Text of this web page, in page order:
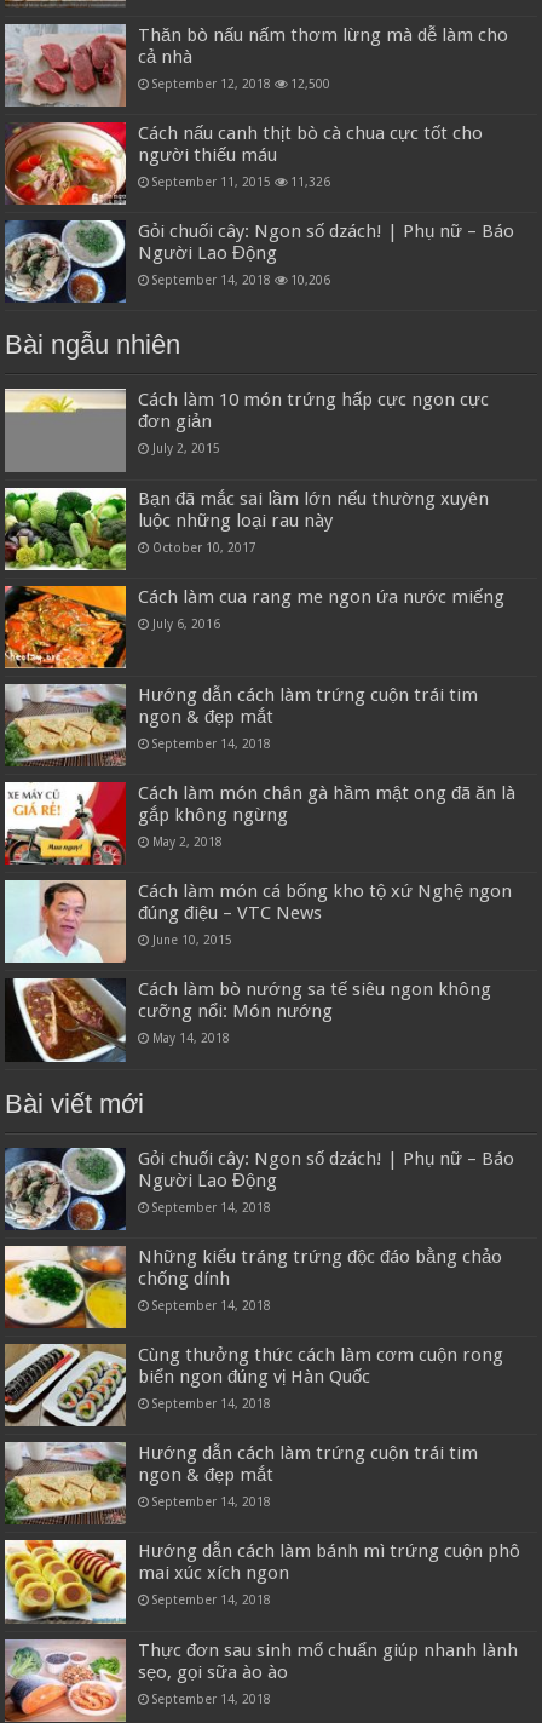
Thăn bò nấu nấm thơm lừng mà dễ làm cho
cả nhà
September 12, 2018 12,500
Cách nấu canh thịt bò cà chua cực tốt cho
người thiếu máu
September 11, 2015 11,326
Gỏi chuối cây: Ngon số dzách! | Phụ nữ – Báo
Người Lao Động
September 14, 2018 10,206
Bài ngẫu nhiên
Cách làm 10 món trứng hấp cực ngon cực
đơn giản
July 2, 2015
Bạn đã mắc sai lầm lớn nếu thường xuyên
luộc những loại rau này
October 10, 2017
Cách làm cua rang me ngon ứa nước miếng
July 6, 2016
Hướng dẫn cách làm trứng cuộn trái tim
ngon & đẹp mắt
September 14, 2018
Cách làm món chân gà hầm mật ong đã ăn là
gắp không ngừng
May 2, 2018
Cách làm món cá bống kho tộ xứ Nghệ ngon
đúng điệu – VTC News
June 10, 2015
Cách làm bò nướng sa tế siêu ngon không
cưỡng nổi: Món nướng
May 14, 2018
Bài viết mới
Gỏi chuối cây: Ngon số dzách! | Phụ nữ – Báo
Người Lao Động
September 14, 2018
Những kiểu tráng trứng độc đáo bằng chảo
chống dính
September 14, 2018
Cùng thưởng thức cách làm cơm cuộn rong
biển ngon đúng vị Hàn Quốc
September 14, 2018
Hướng dẫn cách làm trứng cuộn trái tim
ngon & đẹp mắt
September 14, 2018
Hướng dẫn cách làm bánh mì trứng cuộn phô
mai xúc xích ngon
September 14, 2018
Thực đơn sau sinh mổ chuẩn giúp nhanh lành
sẹo, gọi sữa ào ào
September 14, 2018